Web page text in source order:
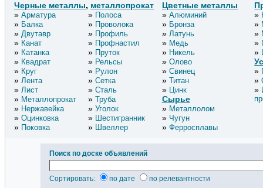
Черные металлы, металлопрокат
Арматура
Балка
Двутавр
Канат
Катанка
Квадрат
Круг
Лента
Лист
Металлопрокат
Нержавейка
Оцинковка
Поковка
Полоса
Проволока
Профиль
Профнастил
Пруток
Рельсы
Рулон
Сетка
Сталь
Труба
Уголок
Шестигранник
Швеллер
Цветные металлы
Алюминий
Бронза
Латунь
Медь
Никель
Олово
Свинец
Титан
Цинк
Сырье
Металлолом
Чугун
Ферросплавы
Поиск по доске объявлений
Сортировать: по дате по релевантности